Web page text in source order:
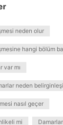
neden olur
hangi bölüm
var mı
neden
nasıl geçer
mi